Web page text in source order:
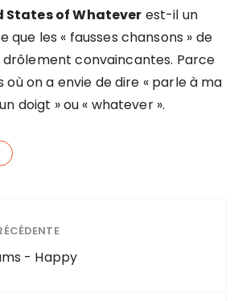
States of Whatever est-il un
que les « fausses chansons » de
drôlement convaincantes. Parce
où on a envie de dire « parle à ma
doigt » ou « whatever ».
- Happy